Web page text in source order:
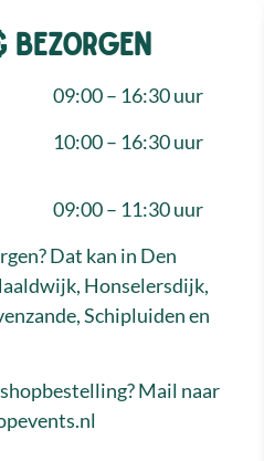
bezorgen
09:00 – 16:30 uur
10:00 – 16:30 uur
09:00 – 11:30 uur
Dat kan in Den
Honselersdijk,
Schipluiden en
Mail naar